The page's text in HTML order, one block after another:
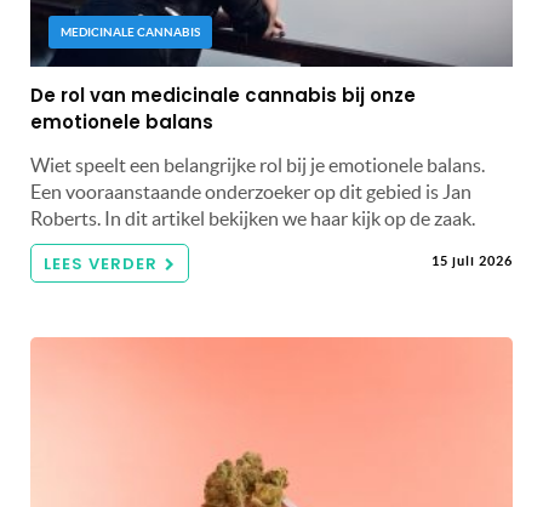
MEDICINALE CANNABIS
De rol van medicinale cannabis bij onze
emotionele balans
Wiet speelt een belangrijke rol bij je emotionele balans.
Een vooraanstaande onderzoeker op dit gebied is Jan
Roberts. In dit artikel bekijken we haar kijk op de zaak.
LEES VERDER 15 juli 2026